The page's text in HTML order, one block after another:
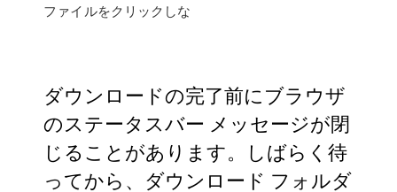
ファイルをクリックしな
ダウンロードの完了前にブラウザ
のステータスバー メッセージが閉
じることがあります。しばらく待
ってから、ダウンロード フォルダ